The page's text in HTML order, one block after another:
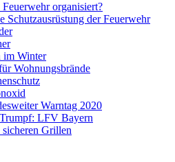
organisiert?
Schutzausrüstung der Feuerwehr
im Winter
Wohnungsbrände
Warntag 2020
LFV Bayern
Grillen